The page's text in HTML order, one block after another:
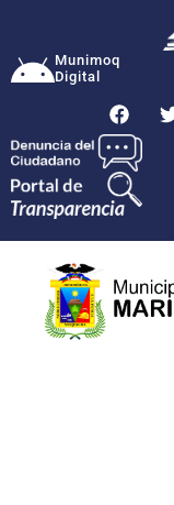
Munimoq
Digital